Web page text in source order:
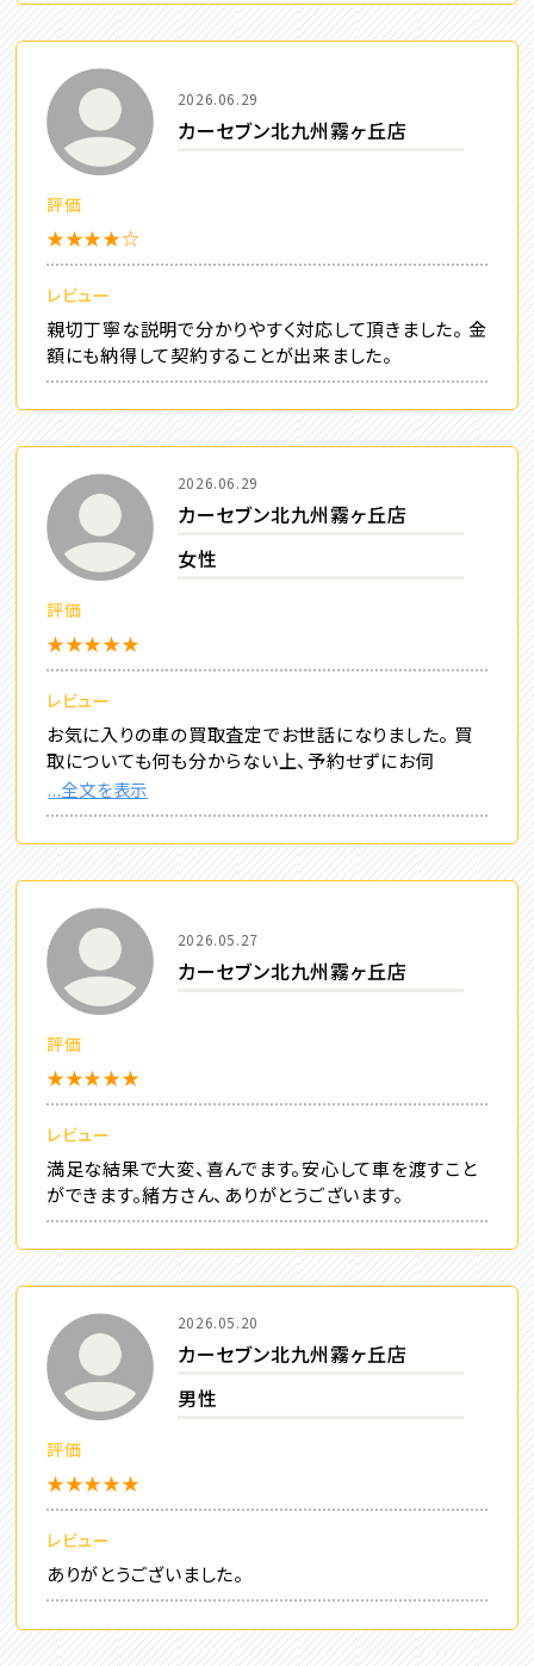
2026.06.29
カーセブン北九州霧ヶ丘店
評価
★★★★☆
レビュー
親切丁寧な説明で分かりやすく対応して頂きました。 金
額にも納得して契約することが出来ました。
2026.06.29
カーセブン北九州霧ヶ丘店
女性
評価
★★★★★
レビュー
お気に入りの車の買取査定でお世話になりました。 買
取についても何も分からない上、予約せずにお伺
...全文を表示
2026.05.27
カーセブン北九州霧ヶ丘店
評価
★★★★★
レビュー
満足な結果で大変、喜んでます。安心して車を渡すこと
ができます。緒方さん、ありがとうございます。
2026.05.20
カーセブン北九州霧ヶ丘店
男性
評価
★★★★★
レビュー
ありがとうございました。